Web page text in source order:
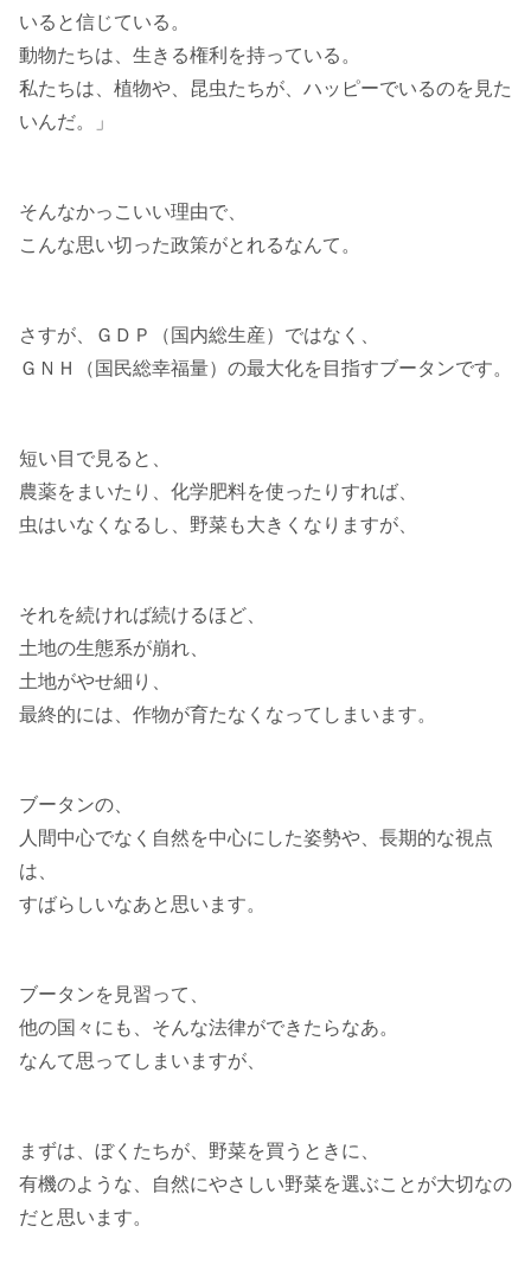
いると信じている。
動物たちは、生きる権利を持っている。
私たちは、植物や、昆虫たちが、ハッピーでいるのを見た
いんだ。」
そんなかっこいい理由で、
こんな思い切った政策がとれるなんて。
さすが、ＧＤＰ（国内総生産）ではなく、
ＧＮＨ（国民総幸福量）の最大化を目指すブータンです。
短い目で見ると、
農薬をまいたり、化学肥料を使ったりすれば、
虫はいなくなるし、野菜も大きくなりますが、
それを続ければ続けるほど、
土地の生態系が崩れ、
土地がやせ細り、
最終的には、作物が育たなくなってしまいます。
ブータンの、
人間中心でなく自然を中心にした姿勢や、長期的な視点
は、
すばらしいなあと思います。
ブータンを見習って、
他の国々にも、そんな法律ができたらなあ。
なんて思ってしまいますが、
まずは、ぼくたちが、野菜を買うときに、
有機のような、自然にやさしい野菜を選ぶことが大切なの
だと思います。